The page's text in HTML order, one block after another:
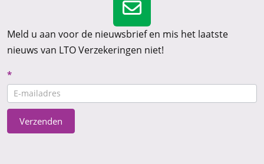
Meld u aan voor de nieuwsbrief en mis het laatste
nieuws van LTO Verzekeringen niet!
Nieuwsbrief
CTA
*
Verzenden